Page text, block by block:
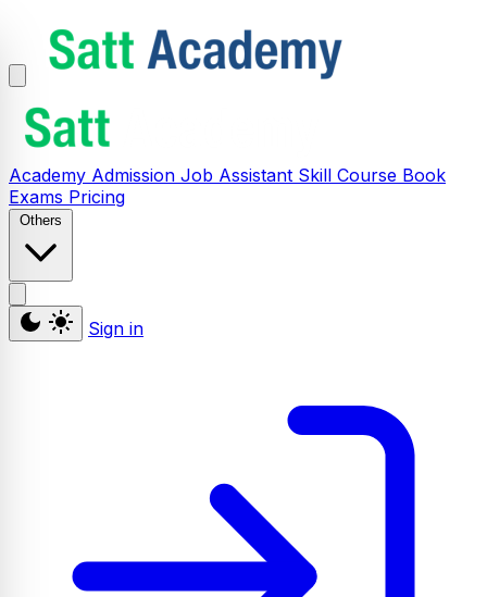
Academy Admission Job Assistant Skill Course Book
Exams Pricing
Others
Sign in